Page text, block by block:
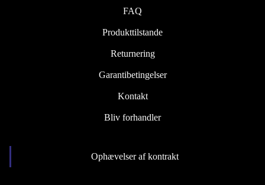
FAQ
Produkttilstande
Returnering
Garantibetingelser
Kontakt
Bliv forhandler
Ophævelser af kontrakt